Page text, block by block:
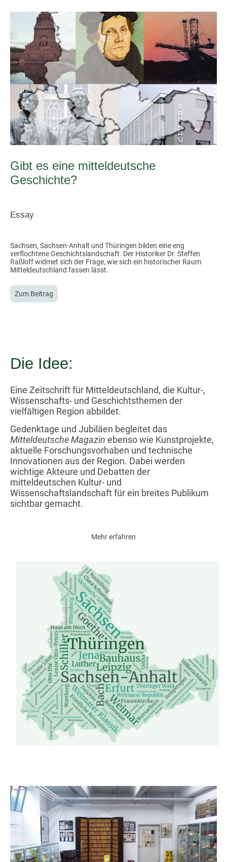
Gibt es eine mitteldeutsche
Geschichte?
Essay
Sachsen, Sachsen-Anhalt und Thüringen bilden eine eng
verflochtene Geschichtslandschaft. Der Historiker Dr. Steffen
Raßloff widmet sich der Frage, wie sich ein historischer Raum
Mitteldeutschland fassen lässt.
Zum Beitrag
Die Idee:
Eine Zeitschrift für Mitteldeutschland, die Kultur-,
Wissenschafts- und Geschichtsthemen der
vielfältigen Region abbildet.
Gedenktage und Jubiläen begleitet das
Mitteldeutsche Magazin ebenso wie Kunstprojekte,
aktuelle Forschungsvorhaben und technische
Innovationen aus der Region. Dabei werden
wichtige Akteure und Debatten der
mitteldeutschen Kultur- und
Wissenschaftslandschaft für ein breites Publikum
sichtbar gemacht.
Mehr erfahren